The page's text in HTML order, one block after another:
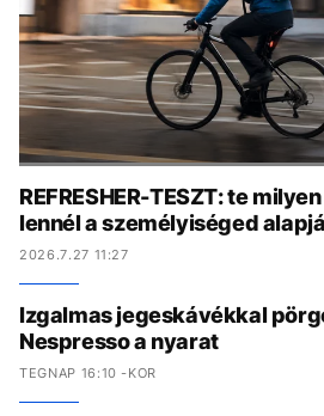
REFRESHER-TESZT: te
lennél a személyiséged
2026.7.27 11:27
Izgalmas jegeskávékkal
Nespresso a nyarat
TEGNAP 16:10 -KOR